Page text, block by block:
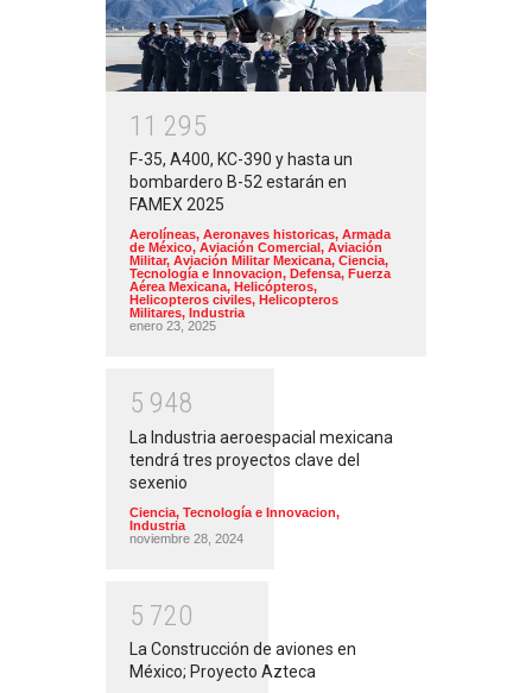
1 1 295
F-35, A400, KC-390 y hasta un
bombardero B-52 estarán en
FAMEX 2025
Aerolíneas, Aeronaves historicas, Armada
de México, Aviación Comercial, Aviación
Militar, Aviación Militar Mexicana, Ciencia,
Tecnología e Innovacion, Defensa, Fuerza
Aérea Mexicana, Helicópteros,
Helicopteros civiles, Helicopteros
Militares, Industria
enero 23, 2025
5 948
La Industria aeroespacial mexicana
tendrá tres proyectos clave del
sexenio
Ciencia, Tecnología e Innovacion,
Industria
noviembre 28, 2024
5 720
La Construcción de aviones en
México; Proyecto Azteca